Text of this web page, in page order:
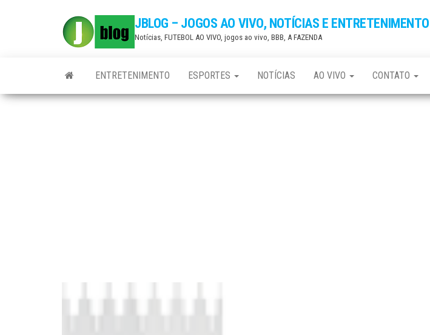
JBLOG – JOGOS AO VIVO, NOTÍCIAS E ENTRETENIMENTO
Notícias, FUTEBOL AO VIVO, jogos ao vivo, BBB, A FAZENDA
ENTRETENIMENTO ESPORTES NOTÍCIAS AO VIVO CONTATO